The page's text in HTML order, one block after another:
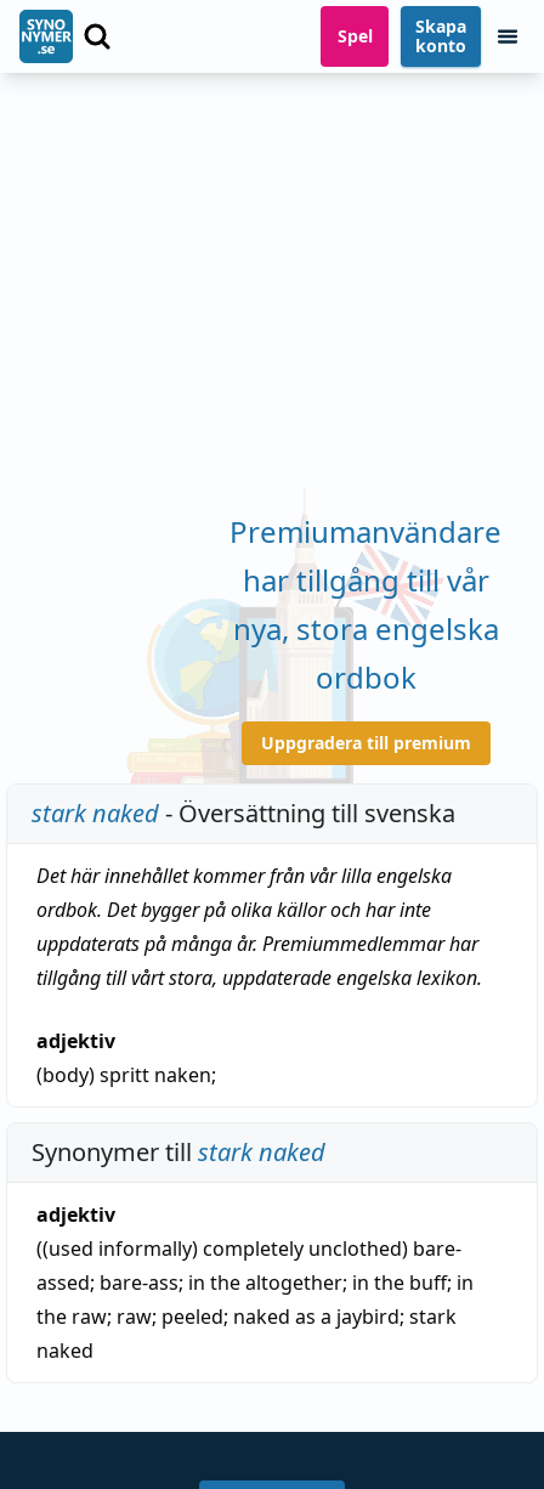
Spel
Skapa
konto
Premiumanvändare
har tillgång till vår
nya, stora engelska
ordbok
Uppgradera till premium
stark naked- Översättning till svenska
Det här innehållet kommer från vår lilla engelska
ordbok. Det bygger på olika källor och har inte
uppdaterats på många år. Premiummedlemmar har
tillgång till vårt stora, uppdaterade engelska lexikon.
adjektiv
(body)spritt naken;
Synonymer till stark naked
adjektiv
((used informally) completely unclothed) bare-
assed; bare-ass; in the altogether; in the buff; in
the raw; raw; peeled; naked as a jaybird; stark
naked